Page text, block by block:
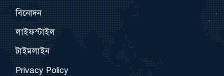
বিনোদন
লাইফস্টাইল
টাইমলাইন
Privacy Policy